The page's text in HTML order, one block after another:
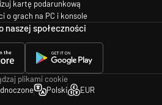
kartę podarunkową
o grach na PC i konsole
naszej społeczności
plikami cookie
Polski EUR